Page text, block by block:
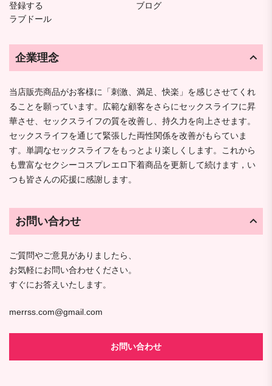
登録する
ブログ
ラブドール
企業理念
当店販売商品がお客様に「刺激、満足、快楽」を感じさせてくれ
ることを願っています。広範な顧客をさらにセックスライフに昇
華させ、セックスライフの質を改善し、持久力を向上させます。
セックスライフを通じて緊張した両性関係を改善がもらていま
す。単調なセックスライフをもっとより楽しくします。これから
も豊富なセクシーコスプレエロ下着商品を更新して続けます，い
つも皆さんの応援に感謝します。
お問い合わせ
ご質問やご意見がありましたら、
お気軽にお問い合わせください。
すぐにお答えいたします。
merrss.com@gmail.com
お問い合わせ